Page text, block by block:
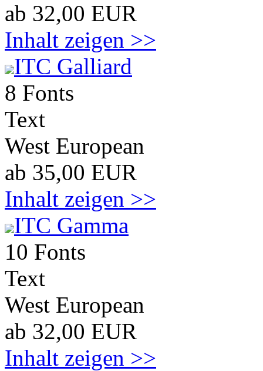
ab 32,00 EUR
Inhalt zeigen >>
ITC Galliard
8 Fonts
Text
West European
ab 35,00 EUR
Inhalt zeigen >>
ITC Gamma
10 Fonts
Text
West European
ab 32,00 EUR
Inhalt zeigen >>